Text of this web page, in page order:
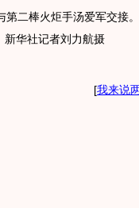
二棒火炬手汤爱军交接
新华社记者刘力航摄
[我来说